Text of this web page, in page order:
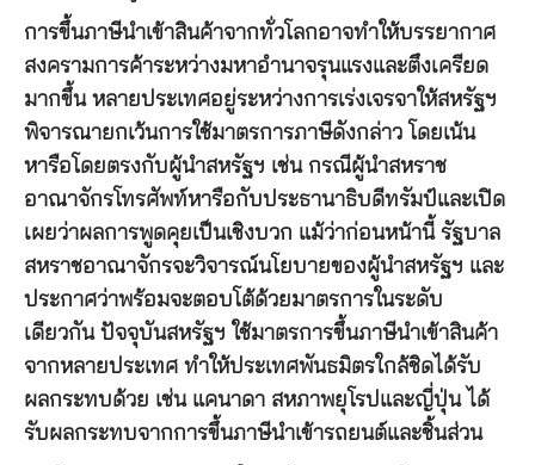
การขึ้นภาษีนำเข้าสินค้าจากทั่วโลกอาจทำให้บรรยากาศ
สงครามการค้าระหว่างมหาอำนาจรุนแรงและตึงเครียด
มากขึ้น หลายประเทศอยู่ระหว่างการเร่งเจรจาให้สหรัฐฯ
พิจารณายกเว้นการใช้มาตรการภาษีดังกล่าว โดยเน้น
หารือโดยตรงกับผู้นำสหรัฐฯ เช่น กรณีผู้นำสหราช
อาณาจักรโทรศัพท์หารือกับประธานาธิบดีทรัมป์และเปิด
เผยว่าผลการพูดคุยเป็นเชิงบวก แม้ว่าก่อนหน้านี้ รัฐบาล
สหราชอาณาจักรจะวิจารณ์นโยบายของผู้นำสหรัฐฯ และ
ประกาศว่าพร้อมจะตอบโต้ด้วยมาตรการในระดับ
เดียวกัน ปัจจุบันสหรัฐฯ ใช้มาตรการขึ้นภาษีนำเข้าสินค้า
จากหลายประเทศ ทำให้ประเทศพันธมิตรใกล้ชิดได้รับ
ผลกระทบด้วย เช่น แคนาดา สหภาพยุโรปและญี่ปุ่น ได้
รับผลกระทบจากการขึ้นภาษีนำเข้ารถยนต์และชิ้นส่วน